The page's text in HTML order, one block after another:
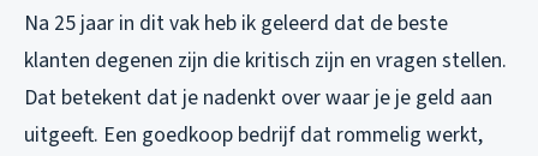
Na 25 jaar in dit vak heb ik geleerd dat de beste
klanten degenen zijn die kritisch zijn en vragen stellen.
Dat betekent dat je nadenkt over waar je je geld aan
uitgeeft. Een goedkoop bedrijf dat rommelig werkt,